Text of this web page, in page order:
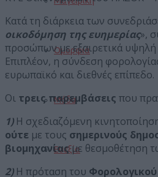
Ομορφιά
Μόδα
Ευεξία
Κατά τη διάρκεια των
οικοδόμηση της ευημερίας»,
προσώπων με εξαιρετικά
Επιπλέον, η σύνδεση
ευρωπαϊκό και διεθνές επίπεδο.
Οι τρεις παρεμβάσεις που
1)Η σχεδιαζόμενη
ούτε με τους σημερινούς
βιομηχανίαςμε θεσμοθέτηση
2)Η πρόταση του